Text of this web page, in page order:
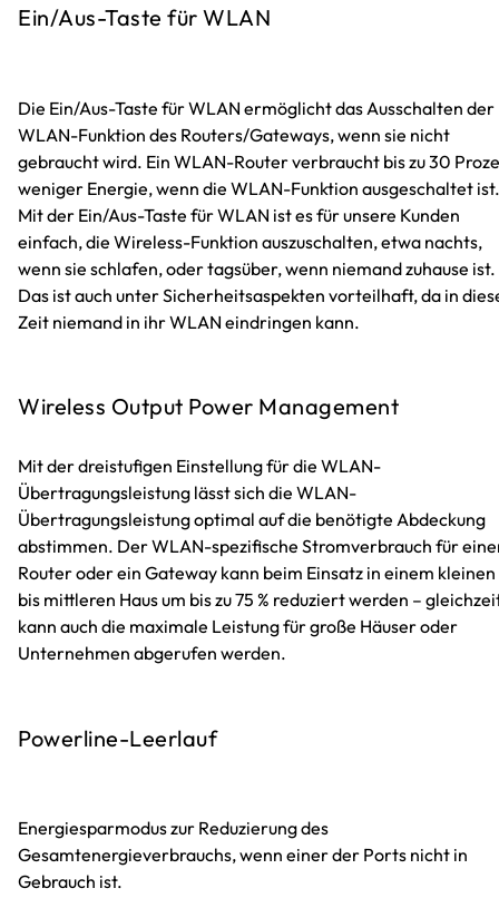
Ein/Aus-Taste für WLAN
Die Ein/Aus-Taste für WLAN ermöglicht das Ausschalten der
WLAN-Funktion des Routers/Gateways, wenn sie nicht
gebraucht wird. Ein WLAN-Router verbraucht bis zu 30
weniger Energie, wenn die WLAN-Funktion ausgeschaltet ist.
Mit der Ein/Aus-Taste für WLAN ist es für unsere Kunden
einfach, die Wireless-Funktion auszuschalten, etwa nachts,
wenn sie schlafen, oder tagsüber, wenn niemand zuhause ist.
Das ist auch unter Sicherheitsaspekten vorteilhaft, da in
Zeit niemand in ihr WLAN eindringen kann.
Wireless Output Power Management
Mit der dreistufigen Einstellung für die WLAN-
Übertragungsleistung lässt sich die WLAN-
Übertragungsleistung optimal auf die benötigte Abdeckung
abstimmen. Der WLAN-spezifische Stromverbrauch für
Router oder ein Gateway kann beim Einsatz in einem kleinen
bis mittleren Haus um bis zu 75 % reduziert werden –
kann auch die maximale Leistung für große Häuser oder
Unternehmen abgerufen werden.
Powerline-Leerlauf
Energiesparmodus zur Reduzierung des
Gesamtenergieverbrauchs, wenn einer der Ports nicht in
Gebrauch ist.